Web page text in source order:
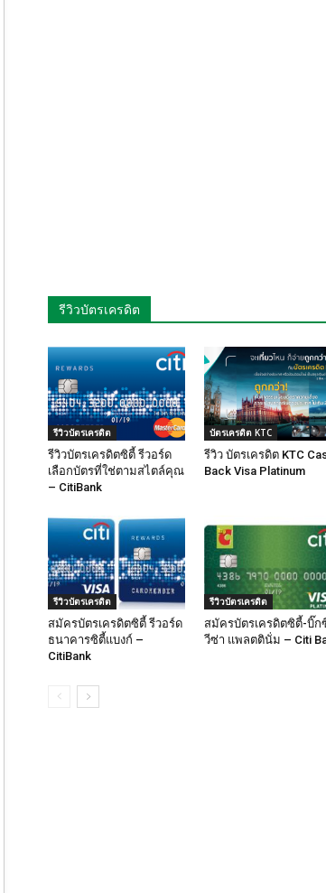
รีวิวบัตรเครดิต
รีวิวบัตรเครดิต
รีวิวบัตรเครดิตซิตี้ รีวอร์ด
เลือกบัตรที่ใช่ตามสไตล์คุณ
– CitiBank
บัตรเครดิต KTC
รีวิว บัตรเครดิต KTC
Back Visa Platinum
รีวิวบัตรเครดิต
สมัครบัตรเครดิตซิตี้ รีวอร์ด
ธนาคารซิตี้แบงก์ –
CitiBank
รีวิวบัตรเครดิต
สมัครบัตรเครดิตซิตี้-บิ๊ก
วีซ่า แพลตตินั่ม – Citi